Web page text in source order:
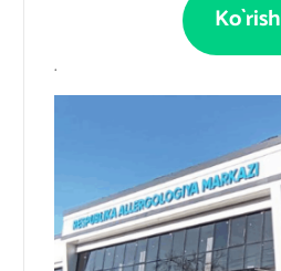
Ko`rish
.